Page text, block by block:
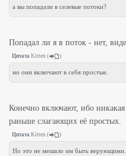
а вы попадали в селевые потоки?
Попадал ли я в поток - нет,
Цитата Kitten ( )
но они включают в себя простые.
Конечно включают, ибо
раньше слагающих её простых.
Цитата Kitten ( )
Но это не мешало им быть верующими.